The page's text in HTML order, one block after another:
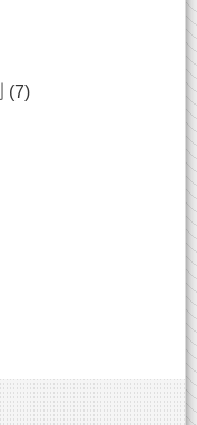
(7)